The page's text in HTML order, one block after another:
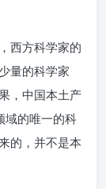
西方科学家的
量的科学家
，中国本土产
域的唯一的科
的，并不是本